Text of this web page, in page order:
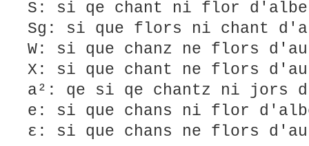
S: si qe chant ni flor
Sg: si que flors ni chant
W: si que chanz ne flors
X: si que chant ne flors
a²: qe si qe chantz ni jors
e: si que chans ni flor
ε: si que chans ne flors